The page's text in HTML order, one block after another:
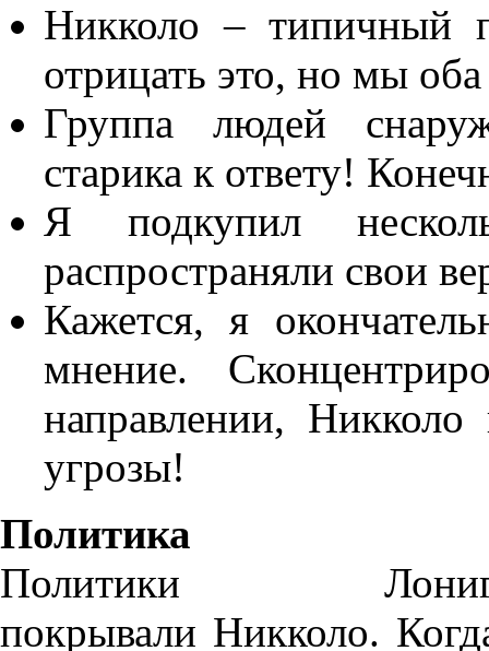
Никколо – типичный
отрицать это, но мы
Группа людей
старика к ответу!
Я подкупил
распространяли свои
Кажется, я
мнение.
направлении,
угрозы!
Политика
Политики
покрывали Никколо.